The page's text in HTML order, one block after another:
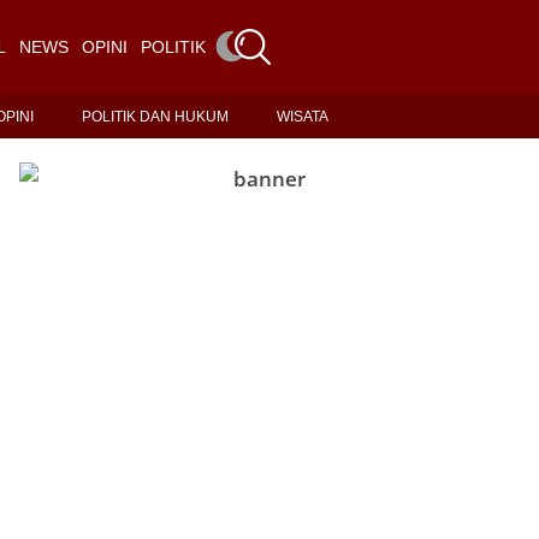
NEWS OPINI POLITIK DAN HUKUM
POLITIK DAN HUKUM WISATA